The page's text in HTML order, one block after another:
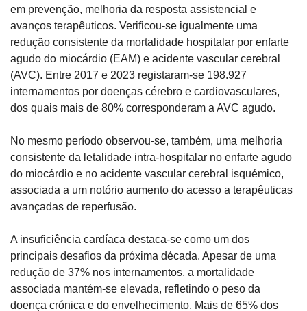
em prevenção, melhoria da resposta assistencial e
avanços terapêuticos. Verificou-se igualmente uma
redução consistente da mortalidade hospitalar por enfarte
agudo do miocárdio (EAM) e acidente vascular cerebral
(AVC). Entre 2017 e 2023 registaram-se 198.927
internamentos por doenças cérebro e cardiovasculares,
dos quais mais de 80% corresponderam a AVC agudo.
No mesmo período observou-se, também, uma melhoria
consistente da letalidade intra-hospitalar no enfarte agudo
do miocárdio e no acidente vascular cerebral isquémico,
associada a um notório aumento do acesso a terapêuticas
avançadas de reperfusão.
A insuficiência cardíaca destaca-se como um dos
principais desafios da próxima década. Apesar de uma
redução de 37% nos internamentos, a mortalidade
associada mantém-se elevada, refletindo o peso da
doença crónica e do envelhecimento. Mais de 65% dos